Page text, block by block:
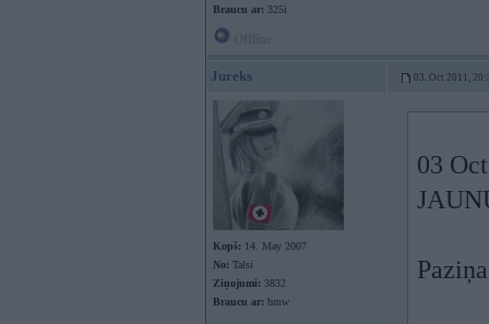
Braucu ar: 325i
Jureks 03. Oct 2011,
Kopš: 14. May 2007
No: Talsi
Ziņojumi: 3832
Braucu ar: bmw
03